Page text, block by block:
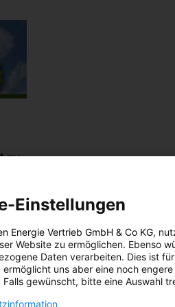
zu
Einstellungen
Energie Vertrieb GmbH & Co KG,
Website zu ermöglichen. Ebenso
Daten verarbeiten. Dies ist
ermöglicht uns aber eine noch
Falls gewünscht, bitte eine Auswahl